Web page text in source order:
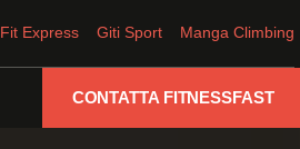
Fit Express Giti Sport Manga Climbing
CONTATTA FITNESSFAST